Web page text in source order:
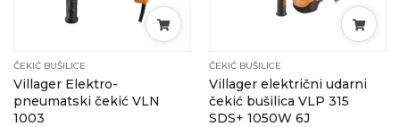
ČEKIĆ BUŠILICE
Villager Elektro-
pneumatski čekić VLN
1003
ČEKIĆ BUŠILICE
Villager električni udarni
čekić bušilica VLP 315
SDS+ 1050W 6J